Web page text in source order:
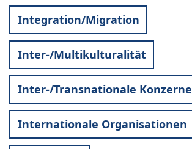
Integration/Migration
Inter-/Multikulturalität
Inter-/Transnationale Konzerne
Internationale Organisationen